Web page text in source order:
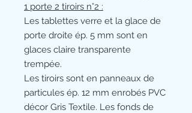
1 porte 2 tiroirs n°2 :
Les tablettes verre et la glace de
porte droite ép. 5 mm sont en
glaces claire transparente
trempée.
Les tiroirs sont en panneaux de
particules ép. 12 mm enrobés PVC
décor Gris Textile. Les fonds de